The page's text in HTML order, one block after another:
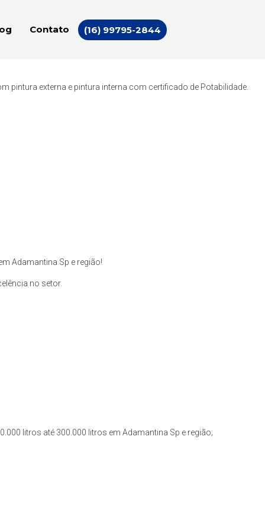
Contato (16) 99795-2844
externa e pintura interna com certificado de Potabilidade.
Adamantina Sp e região!
no setor.
litros até 300.000 litros em Adamantina Sp e região;